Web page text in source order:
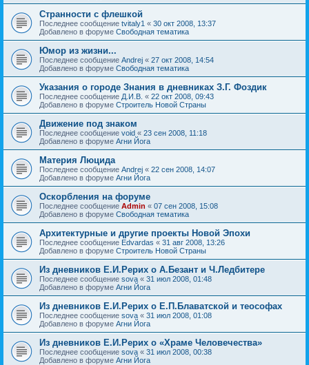
Странности с флешкой
Последнее сообщение tvitaly1 « 30 окт 2008, 13:37
Добавлено в форуме Свободная тематика
Юмор из жизни...
Последнее сообщение Andrej « 27 окт 2008, 14:54
Добавлено в форуме Свободная тематика
Указания о городе Знания в дневниках З.Г. Фоздик
Последнее сообщение Д.И.В. « 22 окт 2008, 09:43
Добавлено в форуме Строитель Новой Страны
Движение под знаком
Последнее сообщение void « 23 сен 2008, 11:18
Добавлено в форуме Агни Йога
Материя Люцида
Последнее сообщение Andrej « 22 сен 2008, 14:07
Добавлено в форуме Агни Йога
Оскорбления на форуме
Последнее сообщение Admin « 07 сен 2008, 15:08
Добавлено в форуме Свободная тематика
Архитектурные и другие проекты Новой Эпохи
Последнее сообщение Edvardas « 31 авг 2008, 13:26
Добавлено в форуме Строитель Новой Страны
Из дневников Е.И.Рерих о А.Безант и Ч.Ледбитере
Последнее сообщение sova « 31 июл 2008, 01:48
Добавлено в форуме Агни Йога
Из дневников Е.И.Рерих о Е.П.Блаватской и теософах
Последнее сообщение sova « 31 июл 2008, 01:08
Добавлено в форуме Агни Йога
Из дневников Е.И.Рерих о «Храме Человечества»
Последнее сообщение sova « 31 июл 2008, 00:38
Добавлено в форуме Агни Йога